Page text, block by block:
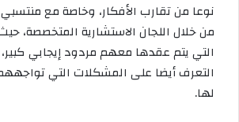
نوعا من تقارب الأفكار، وخاصة مع
من خلال اللجان الاستشارية المتخصصة،
التي يتم عقدها معهم مردود إيجابي
التعرف أيضا على المشكلات التي
لها.